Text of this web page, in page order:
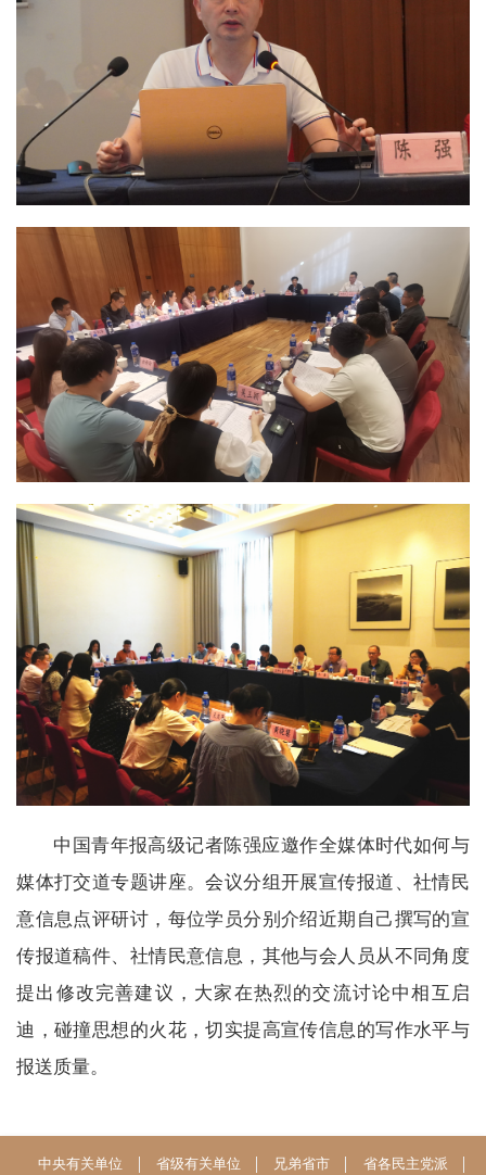
中国青年报高级记者陈强应邀作全媒体时代如何与
媒体打交道专题讲座。会议分组开展宣传报道、社情民
意信息点评研讨，每位学员分别介绍近期自己撰写的宣
传报道稿件、社情民意信息，其他与会人员从不同角度
提出修改完善建议，大家在热烈的交流讨论中相互启
迪，碰撞思想的火花，切实提高宣传信息的写作水平与
报送质量。
中央有关单位 省级有关单位 兄弟省市 省各民主党派